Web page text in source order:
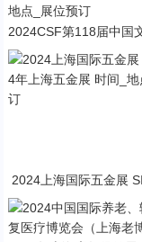
2024CSF第118届中国
品交易会（文化会 CSF
上海办公家具展,2024
设备展,2024年上海办
24年上海办公用品展 时
2024上海国际五金展
年上海五金展 时间_地
订